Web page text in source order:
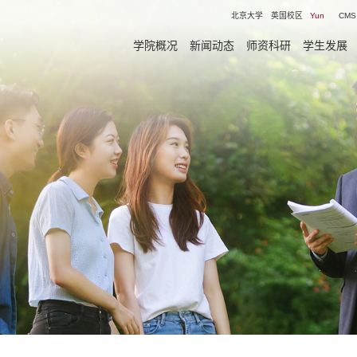
北京大学 英国校区 Yun CMS
学院概况 新闻动态 师资科研 学生发展